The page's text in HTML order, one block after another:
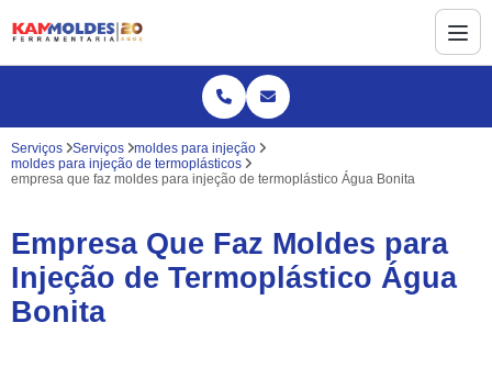
Serviços Serviços
moldes para injeção
moldes para injeção de termoplásticos
empresa que faz moldes para injeção de termoplástico Água Bonita
Empresa Que Faz Moldes para
Injeção de Termoplástico Água
Bonita